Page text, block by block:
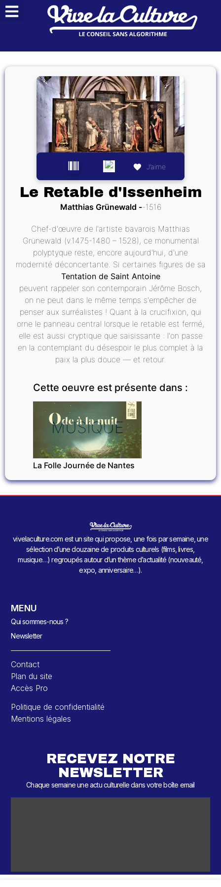
J’aime
Le Retable d'Issenheim
Matthias Grünewald 1516
Chef-d'œuvre de l'artiste bavarois Matthias
Grünewald (v.1475-1480 – 1528), ce monumental
polyptyque reste, encore aujourd'hui, d'une
modernité déconcertante. Si certaines figures de sa
Tentation de Saint Antoine
peuvent rappeler son contemporain Jérôme Bosch,
on ne peut dans le même temps s'empêcher de
penser aux surréalistes ! Quant à la crucifixion, qui
orne le panneau central lorsque le retable est fermé,
elle est aussi cryptique que saisissante : l'on passe
en la contemplant du désespoir le plus complet à la
paix la plus douce — et retour.
Cette oeuvre est présente dans :
MUSIQUE
La Folle Journée de Nantes
vivelaculture.com est un site qui propose, une fois par semaine, une
sélection d’une douzaine de produits culturels (films, livres,
musique…) regroupés autour d’un thème d’actualité (nouveauté,
expo, anniversaire…).
MENU
Qui sommes-nous ?
Newsletter
Contact
Plan du site
Accès Pro
Politique de confidentialité
Mentions légales
RECEVEZ NOTRE
NEWSLETTER
Chaque semaine une actu culturelle dans votre boîte email